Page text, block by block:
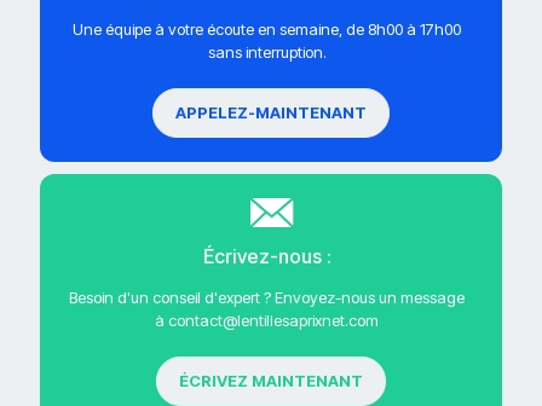
Une équipe à votre écoute en semaine, de 8h00 à 17h00
sans interruption.
APPELEZ-MAINTENANT
Écrivez-nous :
Besoin d'un conseil d'expert ? Envoyez-nous un message
à contact@lentillesaprixnet.com
ÉCRIVEZ MAINTENANT